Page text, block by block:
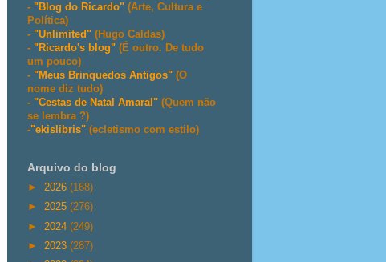
- "Blog do Ricardo" (Arte, Cultura e
Política)
- "Unlimited" (Hugo Caldas)
- "Ricardo's blog" (É outro. De tudo
um pouco)
- "Meus Brinquedos Antigos" (O
nome diz tudo)
- "Cestas de Natal Amaral" (Quem não
se lembra ?)
-"ekislibris" (ecletismo com estilo)
Arquivo do blog
► 2026 (168)
► 2025 (276)
► 2024 (249)
► 2023 (287)